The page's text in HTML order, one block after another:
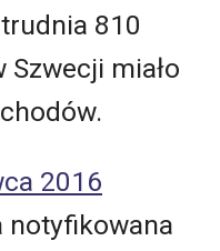
810
Szwecji miało
2016
notyfikowana